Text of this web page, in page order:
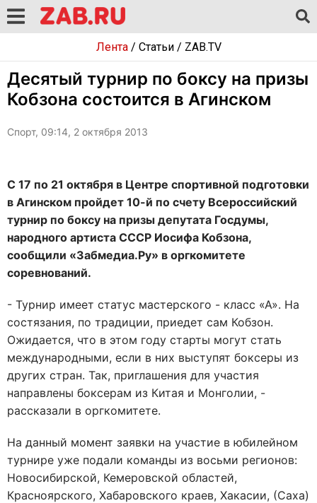
Лента/ Статьи/ ZAB.TV
Десятый турнир по боксу на призы
Кобзона состоится в Агинском
Спорт, 09:14, 2 октября 2013
С 17 по 21 октября в Центре спортивной подготовки
в Агинском пройдет 10-й по счету Всероссийский
турнир по боксу на призы депутата Госдумы,
народного артиста СССР Иосифа Кобзона,
сообщили «Забмедиа.Ру» в оргкомитете
соревнований.
- Турнир имеет статус мастерского - класс «А». На
состязания, по традиции, приедет сам Кобзон.
Ожидается, что в этом году старты могут стать
международными, если в них выступят боксеры из
других стран. Так, приглашения для участия
направлены боксерам из Китая и Монголии, -
рассказали в оргкомитете.
На данный момент заявки на участие в юбилейном
турнире уже подали команды из восьми регионов:
Новосибирской, Кемеровской областей,
Красноярского, Хабаровского краев, Хакасии, (Саха)